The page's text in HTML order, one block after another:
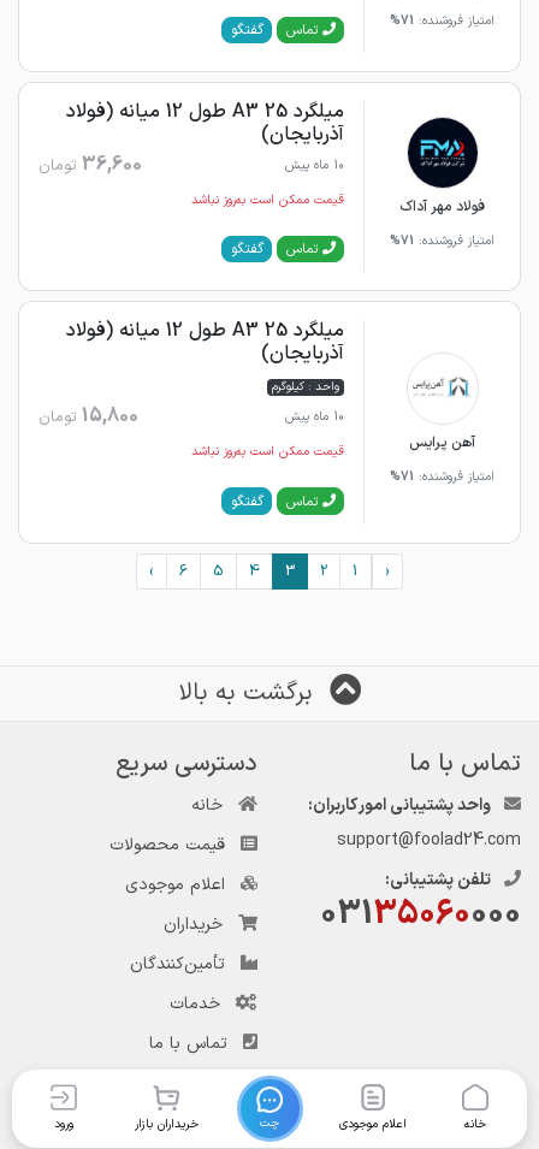
امتیاز فروشنده: 71% تماس گفتگو
فولاد مهر آداک
امتیاز فروشنده: 71%
میلگرد 25 A3 طول 12 میانه (فولاد
آذربایجان)
10 ماه پیش 36,600 تومان
قیمت ممکن است به‌روز نباشد
تماس گفتگو
آهن پرایس
امتیاز فروشنده: 71%
میلگرد 25 A3 طول 12 میانه (فولاد
آذربایجان)
واحد : کیلوگرم
10 ماه پیش
15,800 تومان
قیمت ممکن است به‌روز نباشد
تماس گفتگو
‹
1
2
3
4
5
6
›
برگشت به بالا
تماس با ما
واحد پشتیبانی امور کاربران:
support@foolad24.com
تلفن پشتیبانی:
03135060000
دسترسی سریع
خانه
قیمت محصولات
اعلام موجودی
خریداران
تأمین‌کنندگان
خدمات
تماس با ما
خانه اعلام موجودی چت خریداران بازار ورود